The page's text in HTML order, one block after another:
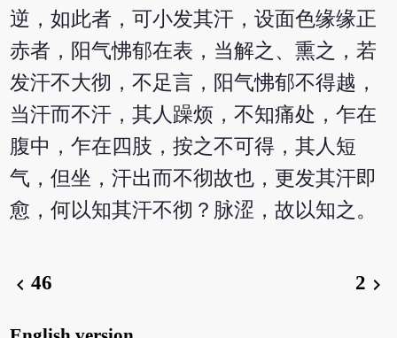
逆，如此者，可小发其汗，设面色缘缘正
赤者，阳气怫郁在表，当解之、熏之，若
发汗不大彻，不足言，阳气怫郁不得越，
当汗而不汗，其人躁烦，不知痛处，乍在
腹中，乍在四肢，按之不可得，其人短
气，但坐，汗出而不彻故也，更发其汗即
愈，何以知其汗不彻？脉涩，故以知之。
chevron_left46 2 chevron_right